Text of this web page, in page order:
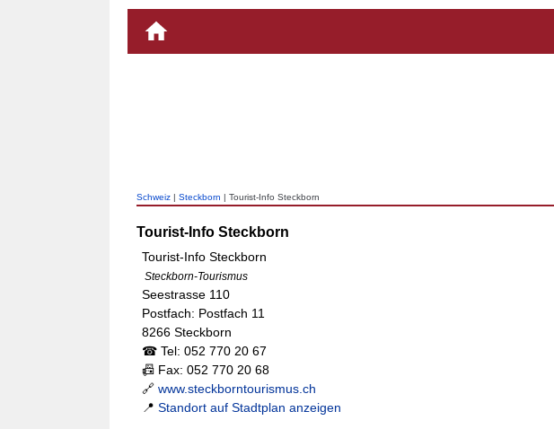
Schweiz | Steckborn | Tourist-Info Steckborn
Tourist-Info Steckborn
Tourist-Info Steckborn
Steckborn-Tourismus
Seestrasse 110
Postfach: Postfach 11
8266 Steckborn
☎ Tel: 052 770 20 67
📠 Fax: 052 770 20 68
🔗 www.steckborntourismus.ch
📍 Standort auf Stadtplan anzeigen